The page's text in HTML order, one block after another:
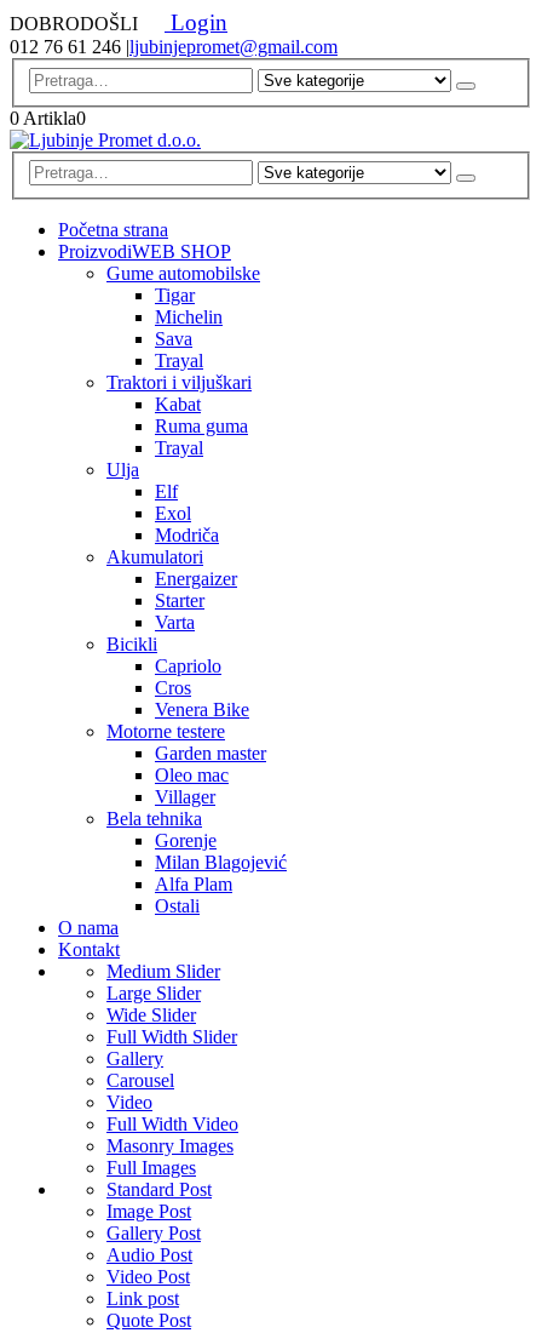
DOBRODOŠLI Login
012 76 61 246 |ljubinjepromet@gmail.com
0 Artikla0
Početna strana
ProizvodiWEB SHOP
Gume automobilske
Tigar
Michelin
Sava
Trayal
Traktori i viljuškari
Kabat
Ruma guma
Trayal
Ulja
Elf
Exol
Modriča
Akumulatori
Energaizer
Starter
Varta
Bicikli
Capriolo
Cros
Venera Bike
Motorne testere
Garden master
Oleo mac
Villager
Bela tehnika
Gorenje
Milan Blagojević
Alfa Plam
Ostali
O nama
Kontakt
Medium Slider
Large Slider
Wide Slider
Full Width Slider
Gallery
Carousel
Video
Full Width Video
Masonry Images
Full Images
Standard Post
Image Post
Gallery Post
Audio Post
Video Post
Link post
Quote Post